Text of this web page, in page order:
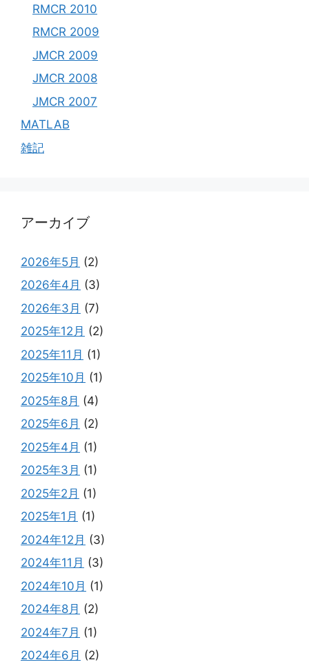
RMCR 2010
RMCR 2009
JMCR 2009
JMCR 2008
JMCR 2007
MATLAB
雑記
アーカイブ
2026年5月 (2)
2026年4月 (3)
2026年3月 (7)
2025年12月 (2)
2025年11月 (1)
2025年10月 (1)
2025年8月 (4)
2025年6月 (2)
2025年4月 (1)
2025年3月 (1)
2025年2月 (1)
2025年1月 (1)
2024年12月 (3)
2024年11月 (3)
2024年10月 (1)
2024年8月 (2)
2024年7月 (1)
2024年6月 (2)